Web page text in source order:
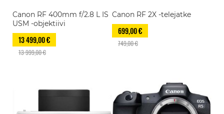
Canon RF 400mm f/2.8 L IS
USM -objektiivi
13 499,00 €
13 999,00 €
Canon RF 2X -telejatke
699,00 €
749,00 €